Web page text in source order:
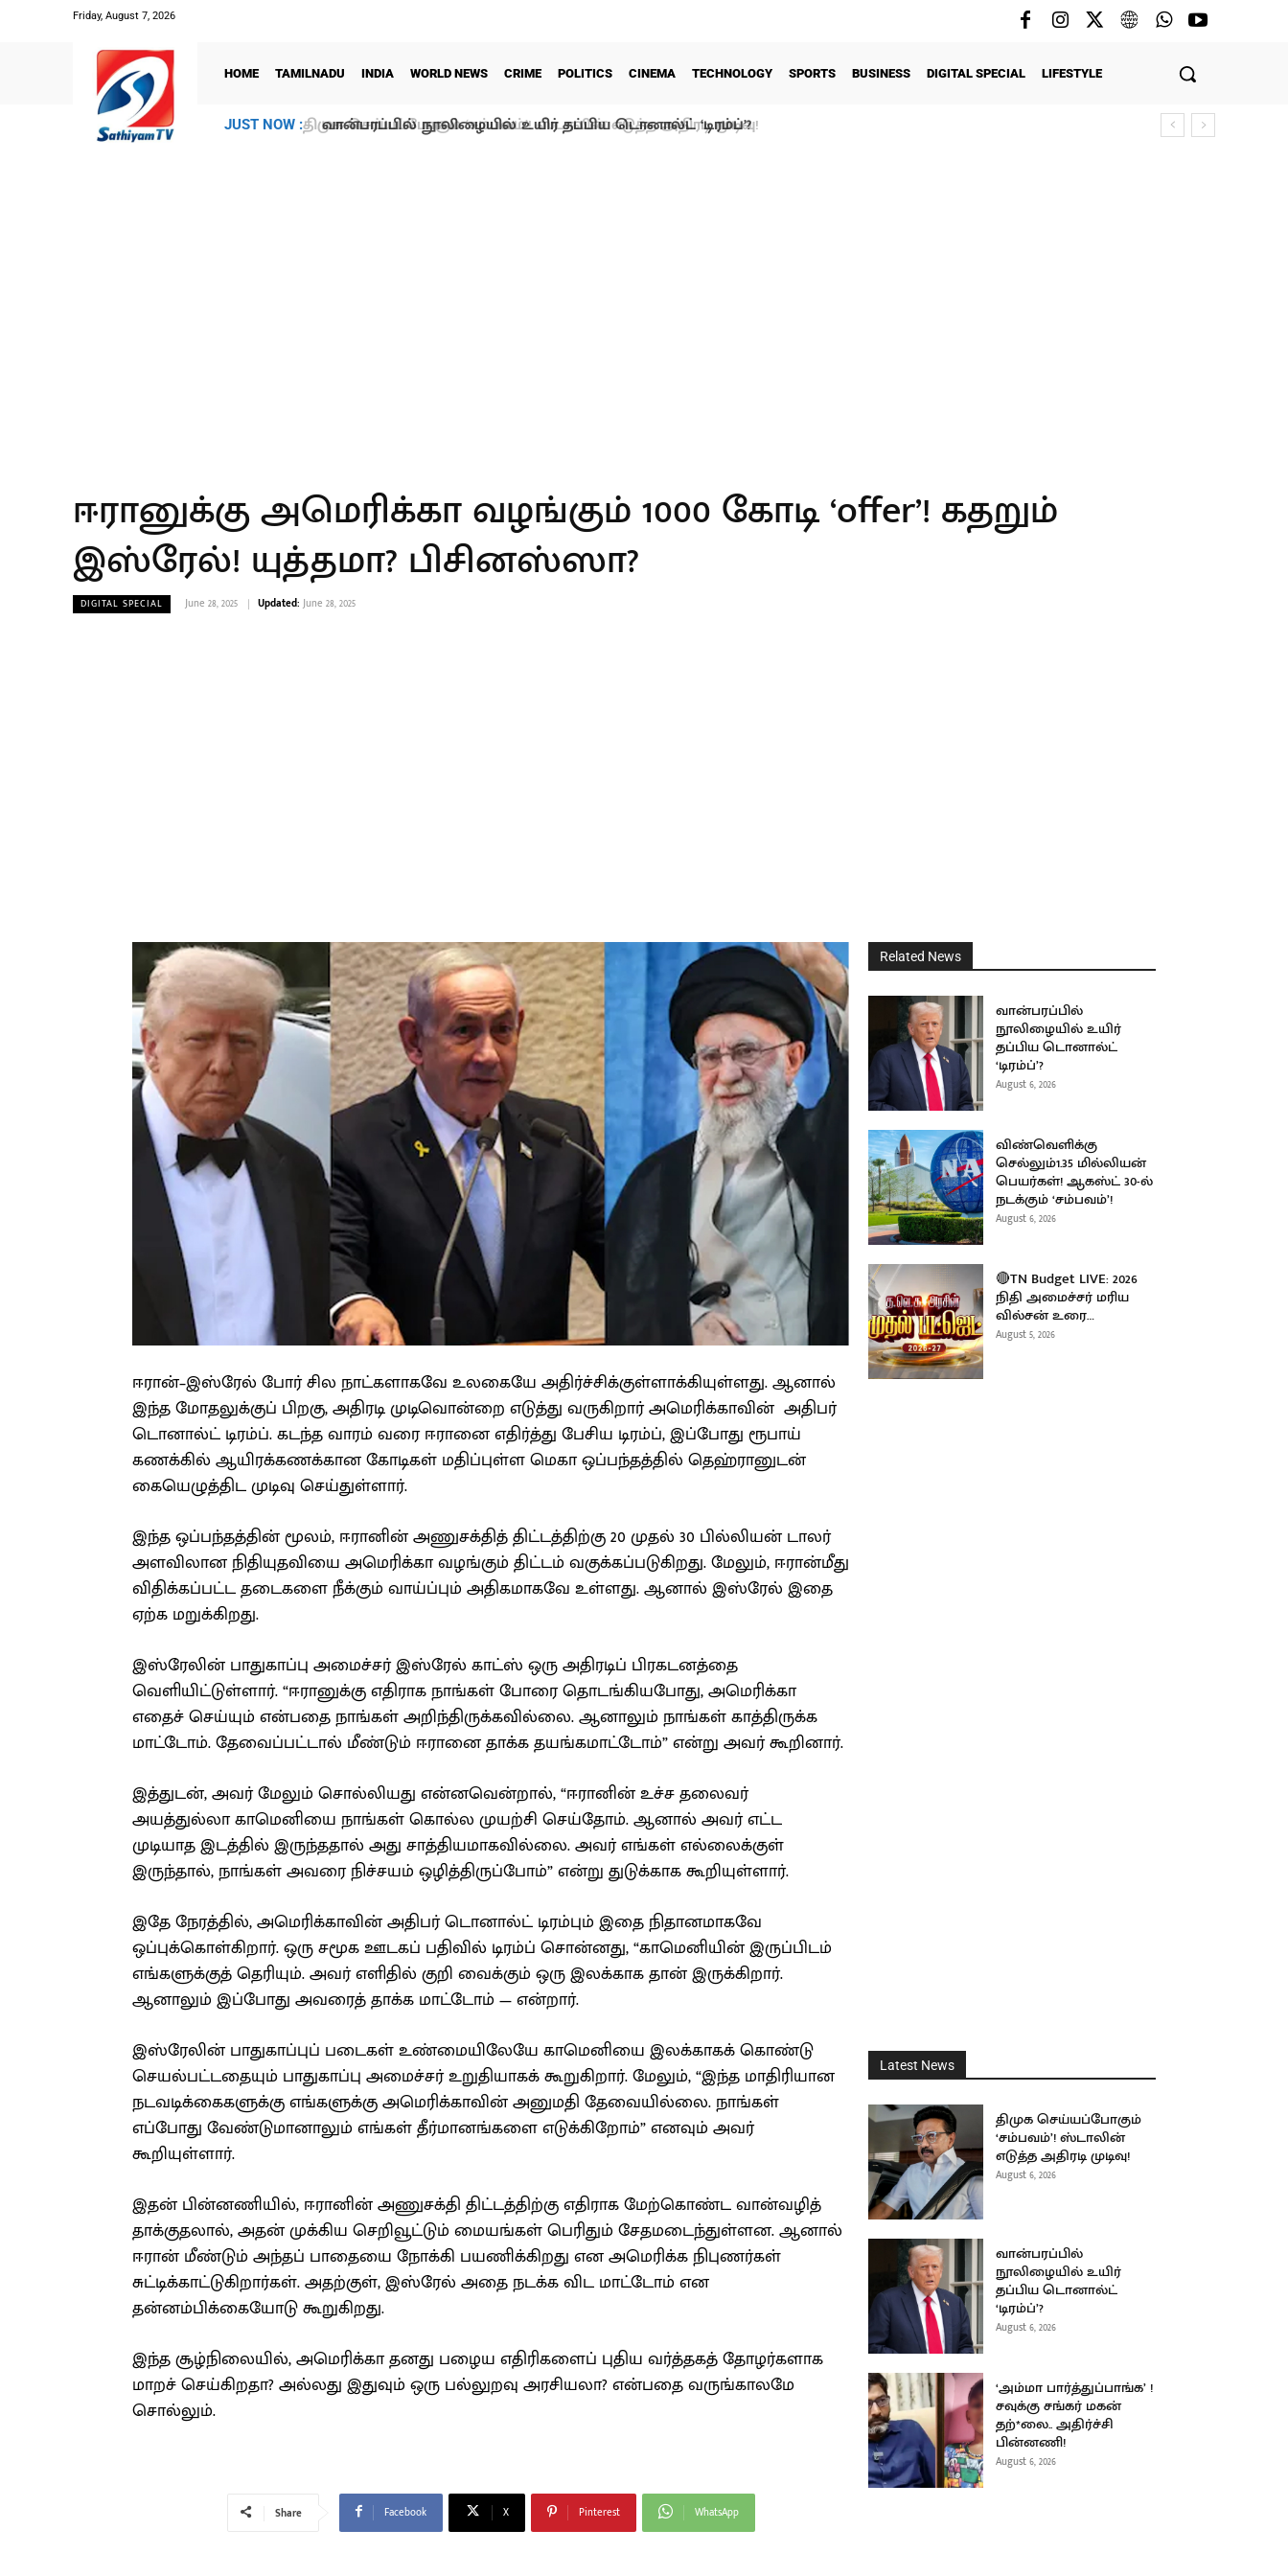
Friday, August 7, 2026
HOME TAMILNADU INDIA WORLD NEWS CRIME POLITICS CINEMA TECHNOLOGY SPORTS BUSINESS DIGITAL SPECIAL LIFESTYLE
JUST NOW : வான்பரப்பில் நூலிழையில் உயிர் தப்பிய டொனால்ட் ‘டிரம்ப்’?
ஈரானுக்கு அமெரிக்கா வழங்கும் 1000 கோடி ‘offer’! கதறும்
இஸ்ரேல்! யுத்தமா? பிசினஸ்ஸா?
DIGITAL SPECIAL June 28, 2025 Updated: June 28, 2025
ஈரான்–இஸ்ரேல் போர் சில நாட்களாகவே உலகையே அதிர்ச்சிக்குள்ளாக்கியுள்ளது. ஆனால்
இந்த மோதலுக்குப் பிறகு, அதிரடி முடிவொன்றை எடுத்து வருகிறார் அமெரிக்காவின் அதிபர்
டொனால்ட் டிரம்ப். கடந்த வாரம் வரை ஈரானை எதிர்த்து பேசிய டிரம்ப், இப்போது ரூபாய்
கணக்கில் ஆயிரக்கணக்கான கோடிகள் மதிப்புள்ள மெகா ஒப்பந்தத்தில் தெஹ்ரானுடன்
கையெழுத்திட முடிவு செய்துள்ளார்.
இந்த ஒப்பந்தத்தின் மூலம், ஈரானின் அணுசக்தித் திட்டத்திற்கு 20 முதல் 30 பில்லியன் டாலர்
அளவிலான நிதியுதவியை அமெரிக்கா வழங்கும் திட்டம் வகுக்கப்படுகிறது. மேலும், ஈரான்மீது
விதிக்கப்பட்ட தடைகளை நீக்கும் வாய்ப்பும் அதிகமாகவே உள்ளது. ஆனால் இஸ்ரேல் இதை
ஏற்க மறுக்கிறது.
இஸ்ரேலின் பாதுகாப்பு அமைச்சர் இஸ்ரேல் காட்ஸ் ஒரு அதிரடிப் பிரகடனத்தை
வெளியிட்டுள்ளார். “ஈரானுக்கு எதிராக நாங்கள் போரை தொடங்கியபோது, அமெரிக்கா
எதைச் செய்யும் என்பதை நாங்கள் அறிந்திருக்கவில்லை. ஆனாலும் நாங்கள் காத்திருக்க
மாட்டோம். தேவைப்பட்டால் மீண்டும் ஈரானை தாக்க தயங்கமாட்டோம்” என்று அவர் கூறினார்.
இத்துடன், அவர் மேலும் சொல்லியது என்னவென்றால், “ஈரானின் உச்ச தலைவர்
அயத்துல்லா காமெனியை நாங்கள் கொல்ல முயற்சி செய்தோம். ஆனால் அவர் எட்ட
முடியாத இடத்தில் இருந்ததால் அது சாத்தியமாகவில்லை. அவர் எங்கள் எல்லைக்குள்
இருந்தால், நாங்கள் அவரை நிச்சயம் ஒழித்திருப்போம்” என்று துடுக்காக கூறியுள்ளார்.
இதே நேரத்தில், அமெரிக்காவின் அதிபர் டொனால்ட் டிரம்பும் இதை நிதானமாகவே
ஒப்புக்கொள்கிறார். ஒரு சமூக ஊடகப் பதிவில் டிரம்ப் சொன்னது, “காமெனியின் இருப்பிடம்
எங்களுக்குத் தெரியும். அவர் எளிதில் குறி வைக்கும் ஒரு இலக்காக தான் இருக்கிறார்.
ஆனாலும் இப்போது அவரைத் தாக்க மாட்டோம் — என்றார்.
இஸ்ரேலின் பாதுகாப்புப் படைகள் உண்மையிலேயே காமெனியை இலக்காகக் கொண்டு
செயல்பட்டதையும் பாதுகாப்பு அமைச்சர் உறுதியாகக் கூறுகிறார். மேலும், “இந்த மாதிரியான
நடவடிக்கைகளுக்கு எங்களுக்கு அமெரிக்காவின் அனுமதி தேவையில்லை. நாங்கள்
எப்போது வேண்டுமானாலும் எங்கள் தீர்மானங்களை எடுக்கிறோம்” எனவும் அவர்
கூறியுள்ளார்.
இதன் பின்னணியில், ஈரானின் அணுசக்தி திட்டத்திற்கு எதிராக மேற்கொண்ட வான்வழித்
தாக்குதலால், அதன் முக்கிய செறிவூட்டும் மையங்கள் பெரிதும் சேதமடைந்துள்ளன. ஆனால்
ஈரான் மீண்டும் அந்தப் பாதையை நோக்கி பயணிக்கிறது என அமெரிக்க நிபுணர்கள்
சுட்டிக்காட்டுகிறார்கள். அதற்குள், இஸ்ரேல் அதை நடக்க விட மாட்டோம் என
தன்னம்பிக்கையோடு கூறுகிறது.
இந்த சூழ்நிலையில், அமெரிக்கா தனது பழைய எதிரிகளைப் புதிய வர்த்தகத் தோழர்களாக
மாறச் செய்கிறதா? அல்லது இதுவும் ஒரு பல்லுறவு அரசியலா? என்பதை வருங்காலமே
சொல்லும்.
Share Facebook X Pinterest WhatsApp
Related News
வான்பரப்பில்
நூலிழையில் உயிர்
தப்பிய டொனால்ட்
‘டிரம்ப்’?
August 6, 2026
விண்வெளிக்கு
செல்லும்1.35 மில்லியன்
பெயர்கள்! ஆகஸ்ட் 30-ல்
நடக்கும் ‘சம்பவம்’!
August 6, 2026
🔴TN Budget LIVE: 2026
நிதி அமைச்சர் மரிய
வில்சன் உரை…
August 5, 2026
Latest News
திமுக செய்யப்போகும்
‘சம்பவம்’! ஸ்டாலின்
எடுத்த அதிரடி முடிவு!
August 6, 2026
வான்பரப்பில்
நூலிழையில் உயிர்
தப்பிய டொனால்ட்
‘டிரம்ப்’?
August 6, 2026
‘அம்மா பார்த்துப்பாங்க’ !
சவுக்கு சங்கர் மகன்
தற்*லை.. அதிர்ச்சி
பின்னணி!
August 6, 2026